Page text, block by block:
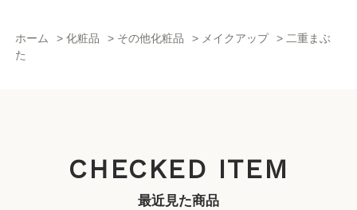
ホーム >化粧品 > その他化粧品 > メイクアップ > 二重まぶ
た
CHECKED ITEM
最近見た商品